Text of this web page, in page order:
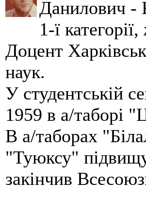
Данилович -
1-ї
Доцент
наук.
У студентській
1959 в а/таборі
В а/таборах
"Туюксу"
закінчив